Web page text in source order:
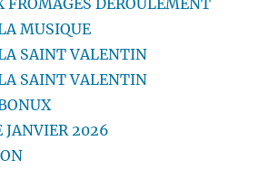
FROMAGES DEROULEMENT
MUSIQUE
SAINT VALENTIN
SAINT VALENTIN
JANVIER 2026